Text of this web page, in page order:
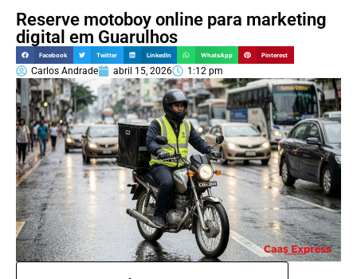
Reserve motoboy online para marketing
digital em Guarulhos
Facebook Twitter LinkedIn WhatsApp Pinterest
Carlos Andrade abril 15, 2026 1:12 pm